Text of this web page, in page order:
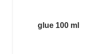
glue 100 ml